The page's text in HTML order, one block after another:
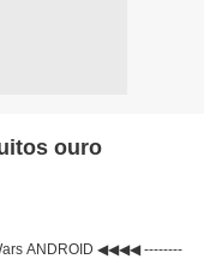
ouro
ANDROID ◀◀◀◀ --------